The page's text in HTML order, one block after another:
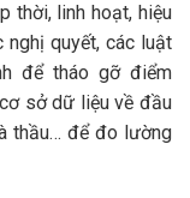
thời, linh hoạt, hiệu
nghị quyết, các luật
để tháo gỡ điểm
sở dữ liệu về đầu
thầu… để đo lường